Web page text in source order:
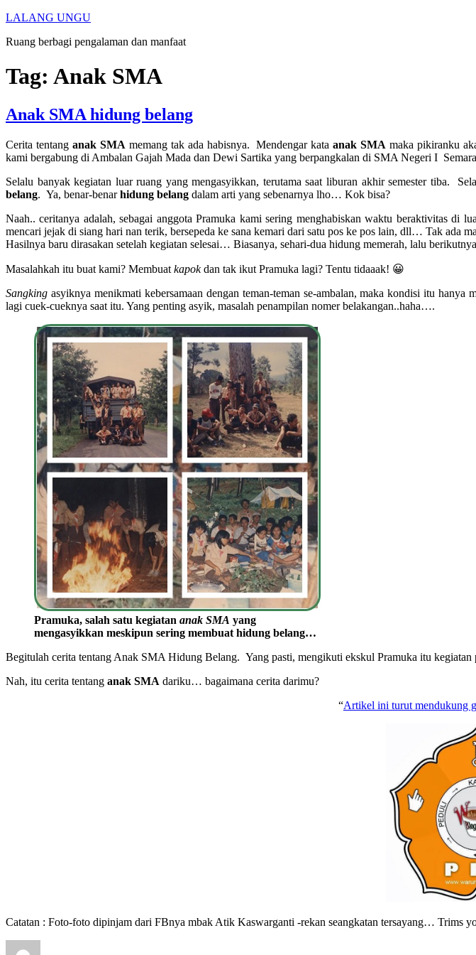
Skip
content
LALANG UNGU
Ruang berbagi pengalaman dan manfaat
Tag: Anak SMA
Anak SMA hidung belang
Cerita tentang anak SMA memang tak ada habisnya. Mendengar kataanak SMA maka pikiranku
kami bergabung di Ambalan Gajah Mada dan Dewi Sartika yang berpangkalan di SMA Negeri I
Selalu banyak kegiatan luar ruang yang mengasyikkan, terutama saat liburan akhir semester tiba.
belang. Ya, benar-benarhidung belang dalam arti yang sebenarnya lho… Kok bisa?
Naah.. ceritanya adalah, sebagai anggota Pramuka kami sering menghabiskan waktu beraktivitas di
mencari jejak di siang hari nan terik, bersepeda ke sana kemari dari satu pos ke pos lain, dll… Tak ada
Hasilnya baru dirasakan setelah kegiatan selesai… Biasanya, sehari-dua hidung memerah, lalu
Masalahkah itu buat kami? Membuat kapokdan tak ikut Pramuka lagi? Tentu tidaaak! 😀
Sangking asyiknya menikmati kebersamaan dengan teman-teman se-ambalan, maka kondisi itu
lagi cuek-cueknya saat itu. Yang penting asyik, masalah penampilan nomer belakangan..haha….
Pramuka, salah satu kegiatan anak SMA yang
mengasyikkan meskipun sering membuat hidung belang…
Begitulah cerita tentang Anak SMA Hidung Belang. Yang pasti, mengikuti ekskul Pramuka itu
Nah, itu cerita tentang anak SMA dariku… bagaimana cerita darimu?
“Artikel ini turut mendukung
Catatan : Foto-foto dipinjam dari FBnya mbak Atik Kaswarganti -rekan seangkatan tersayang… Trims